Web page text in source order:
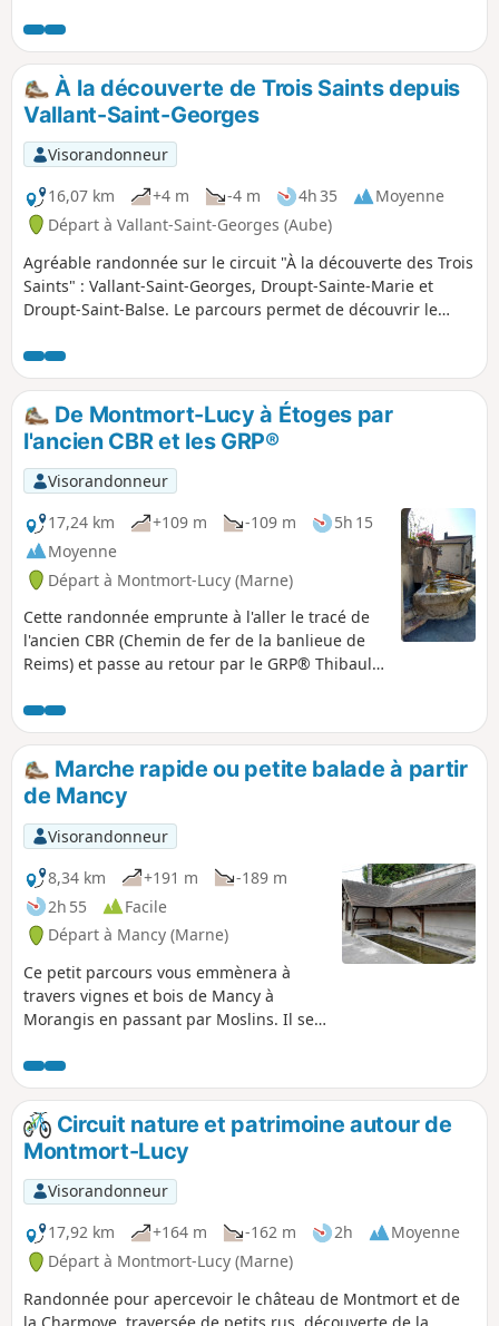
le beau point de vue de Cramant. Une vue à
360° de la région ! Ce circuit n'est pas balisé
pour une grande partie. L'application est
recommandée entre le (7) et le (11). À éviter
en période de chasse.
À la découverte de Trois Saints depuis
Vallant-Saint-Georges
Visorandonneur
16,07 km
+4 m -4 m 4h 35
Moyenne
Départ à Vallant-Saint-Georges (Aube)
Agréable randonnée sur le circuit "À la découverte des Trois
Saints" : Vallant-Saint-Georges, Droupt-Sainte-Marie et
Droupt-Saint-Balse. Le parcours permet de découvrir le
compose cette zone. Circuit très plat le long du Canal de
Haute Seine, de la Seine et des étangs dont celui du Brun.
De Montmort-Lucy à Étoges par
l'ancien CBR et les GRP®
Visorandonneur
17,24 km
+109 m -109 m
5h 15
Moyenne
Départ à Montmort-Lucy (Marne)
Cette randonnée emprunte à l'aller le tracé de
l'ancien CBR (Chemin de fer de la banlieue de
Reims) et passe au retour par le GRP® Thibauld
randonnée peut être faite à pied ou à vélo. Elle
comporte de longues lignes droites qui peuvent
sembler ennuyeuses, mais elle a l'avantage de
relier Montmort, petite ville chargée d'histoire,
à Etoges, son château, ses dix fontaines d'eau
de source et son vignoble.
Marche rapide ou petite balade à partir
de Mancy
Visorandonneur
8,34 km
+191 m
-189 m
2h 55
Facile
Départ à Mancy (Marne)
Ce petit parcours vous emmènera à
travers vignes et bois de Mancy à
Morangis en passant par Moslins. Il se
promenade en famille. Il y a tout de
même de belles côtes ; à éviter pendant
la canicule. A éviter en période de
chasse.Circuit nature et patrimoine autour de
Montmort-Lucy
Visorandonneur
17,92 km
+164 m -162 m 2h
Moyenne
Départ à Montmort-Lucy (Marne)
Randonnée pour apercevoir le château de Montmort et de